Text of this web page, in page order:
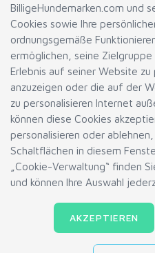
BilligeHundemarken.com und
Cookies sowie Ihre
ordnungsgemäße
ermöglichen, seine
Erlebnis auf seiner Website
anzuzeigen oder die auf der
zu personalisieren Internet
können diese Cookies
personalisieren oder
Schaltflächen in diesem
„Cookie-Verwaltung“ finden
und können Ihre Auswahl
AKZEPTIEREN
MENÜ
Häufig gestellte Fragen
Sendungsverfolgung
Impressum
Nutzungsbedinungen
Datenschutz-Bestimmungen
Blog
Tools
Verwaltung von Cookies